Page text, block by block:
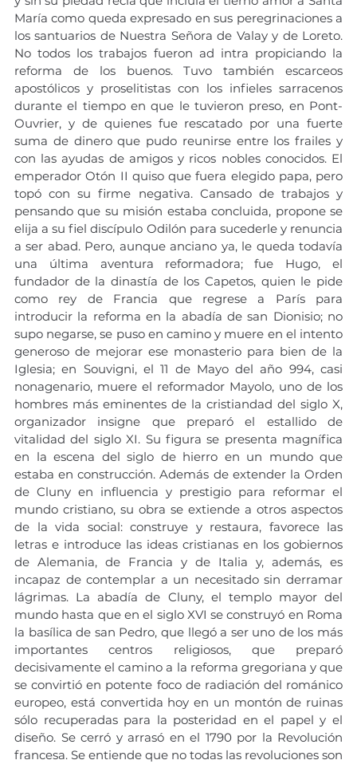
María como queda expresado en sus peregrinaciones a
los santuarios de Nuestra Señora de Valay y de Loreto.
No todos los trabajos fueron ad intra propiciando la
reforma de los buenos. Tuvo también escarceos
apostólicos y proselitistas con los infieles sarracenos
durante el tiempo en que le tuvieron preso, en Pont-
Ouvrier, y de quienes fue rescatado por una fuerte
suma de dinero que pudo reunirse entre los frailes y
con las ayudas de amigos y ricos nobles conocidos. El
emperador Otón II quiso que fuera elegido papa, pero
topó con su firme negativa. Cansado de trabajos y
pensando que su misión estaba concluida, propone se
elija a su fiel discípulo Odilón para sucederle y renuncia
a ser abad. Pero, aunque anciano ya, le queda todavía
una última aventura reformadora; fue Hugo, el
fundador de la dinastía de los Capetos, quien le pide
como rey de Francia que regrese a París para
introducir la reforma en la abadía de san Dionisio; no
supo negarse, se puso en camino y muere en el intento
generoso de mejorar ese monasterio para bien de la
Iglesia; en Souvigni, el 11 de Mayo del año 994, casi
nonagenario, muere el reformador Mayolo, uno de los
hombres más eminentes de la cristiandad del siglo X,
organizador insigne que preparó el estallido de
vitalidad del siglo XI. Su figura se presenta magnífica
en la escena del siglo de hierro en un mundo que
estaba en construcción. Además de extender la Orden
de Cluny en influencia y prestigio para reformar el
mundo cristiano, su obra se extiende a otros aspectos
de la vida social: construye y restaura, favorece las
letras e introduce las ideas cristianas en los gobiernos
de Alemania, de Francia y de Italia y, además, es
incapaz de contemplar a un necesitado sin derramar
lágrimas. La abadía de Cluny, el templo mayor del
mundo hasta que en el siglo XVI se construyó en Roma
la basílica de san Pedro, que llegó a ser uno de los más
importantes centros religiosos, que preparó
decisivamente el camino a la reforma gregoriana y que
se convirtió en potente foco de radiación del románico
europeo, está convertida hoy en un montón de ruinas
sólo recuperadas para la posteridad en el papel y el
diseño. Se cerró y arrasó en el 1790 por la Revolución
francesa. Se entiende que no todas las revoluciones son